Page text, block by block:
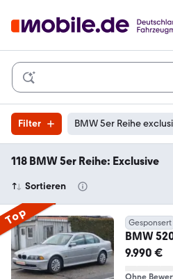
Filter BMW 5er Reihe
118 BMW 5er Reihe: Exclusive
Sortieren
Top Gesponsert
BMW
9.990 €
Ohne